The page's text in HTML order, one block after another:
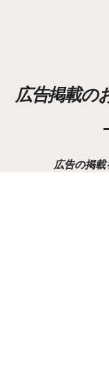
広告掲載の
広告の掲